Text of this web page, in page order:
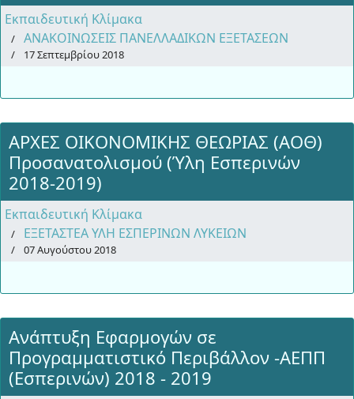
Εκπαιδευτική Κλίμακα
ΑΝΑΚΟΙΝΩΣΕΙΣ ΠΑΝΕΛΛΑΔΙΚΩΝ ΕΞΕΤΑΣΕΩΝ
17 Σεπτεμβρίου 2018
ΑΡΧΕΣ ΟΙΚΟΝΟΜΙΚΗΣ ΘΕΩΡΙΑΣ (ΑΟΘ)
Προσανατολισμού (Ύλη Εσπερινών
2018-2019)
Εκπαιδευτική Κλίμακα
ΕΞΕΤΑΣΤΕΑ ΥΛΗ ΕΣΠΕΡΙΝΩΝ ΛΥΚΕΙΩΝ
07 Αυγούστου 2018
Ανάπτυξη Εφαρμογών σε
Προγραμματιστικό Περιβάλλον -ΑΕΠΠ
(Εσπερινών) 2018 - 2019